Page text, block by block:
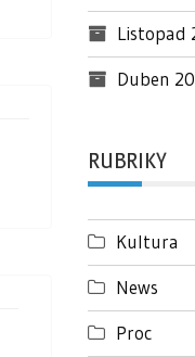
Listopad
Duben
RUBRIKY
Kultura
News
Proc